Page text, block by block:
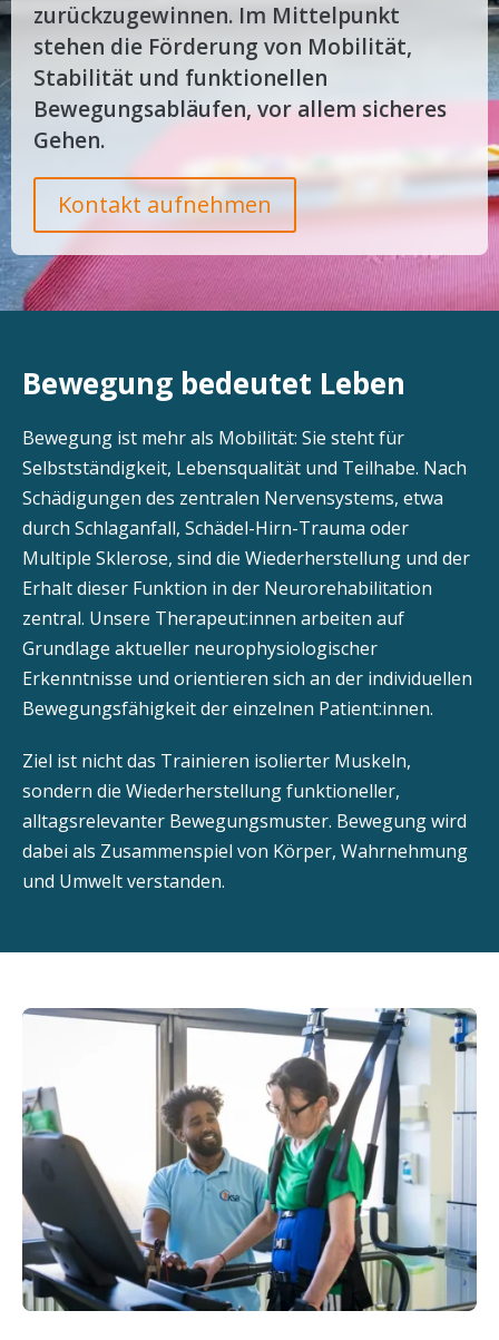
zurückzugewinnen. Im Mittelpunkt
stehen die Förderung von Mobilität,
Stabilität und funktionellen
Bewegungsabläufen, vor allem sicheres
Gehen.
Kontakt aufnehmen
Bewegung bedeutet Leben
Bewegung ist mehr als Mobilität: Sie steht für
Selbstständigkeit, Lebensqualität und Teilhabe. Nach
Schädigungen des zentralen Nervensystems, etwa
durch Schlaganfall, Schädel-Hirn-Trauma oder
Multiple Sklerose, sind die Wiederherstellung und der
Erhalt dieser Funktion in der Neurorehabilitation
zentral. Unsere Therapeut:innen arbeiten auf
Grundlage aktueller neurophysiologischer
Erkenntnisse und orientieren sich an der individuellen
Bewegungsfähigkeit der einzelnen Patient:innen.
Ziel ist nicht das Trainieren isolierter Muskeln,
sondern die Wiederherstellung funktioneller,
alltagsrelevanter Bewegungsmuster. Bewegung wird
dabei als Zusammenspiel von Körper, Wahrnehmung
und Umwelt verstanden.